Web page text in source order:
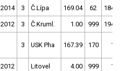
2014 3 Č.Lípa 169.04 62
2012 3 Č.Kruml. 1.00 999
3 USK Pha 167.39 170
2012 Litovel 4.00 999